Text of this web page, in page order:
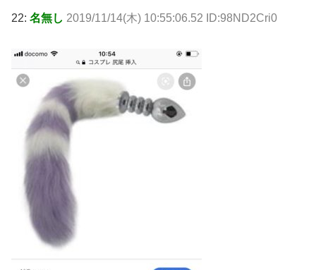
22: 名無し 2019/11/14(木) 10:55:06.52 ID:98ND2Cri0